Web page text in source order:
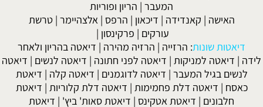
המעבר | הריון ופוריות
האישה | קאנדידה | דיכאון | הרפס | אלצהיימר |טרשת
עורקים | פרקינסון |
דיאטות שונות: הרזייה | הרזיה מהירה | דיאטה בהריון ולאחר
לידה | דיאטה למניקות | דיאטה לפני חתונה | דיאטה לנשים | דיאטה
לנשים בגיל המעבר | דיאטה לדוגמנים | דיאטה קלה | דיאטת
כאסח | דיאטה דלת פחמימות | דיאטה דלת קלוריות | דיאטת
חלבונים | דיאטת אטקינס | דיאטת סאות' ביץ' | דיאטת